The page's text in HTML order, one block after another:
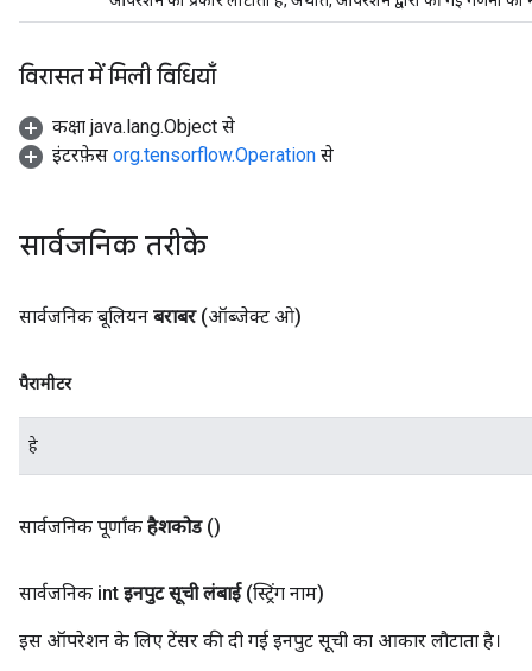
विरासत में मिली विधियाँ
कक्षा java.lang.Object से
इंटरफ़ेस org.tensorflow.Operation से
सार्वजनिक तरीके
सार्वजनिक बूलियन बराबर (ऑब्जेक्ट ओ)
पैरामीटर
हे
सार्वजनिक पूर्णांक हैशकोड ()
सार्वजनिक int इनपुट सूची लंबाई (स्ट्रिंग नाम)
इस ऑपरेशन के लिए टेंसर की दी गई इनपुट सूची का आकार लौटाता है।